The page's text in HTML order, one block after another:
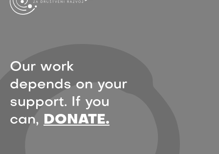
Our work
depends on your
support. If you
can,
DONATE.